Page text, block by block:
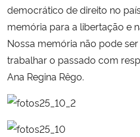
Secretaria de Governo
Gabinete de Segurança Institucional
Banco Central do Brasil
democrático de direito no
memória para a libertação e
Nossa memória não pode
trabalhar o passado com
Ana Regina Rêgo.